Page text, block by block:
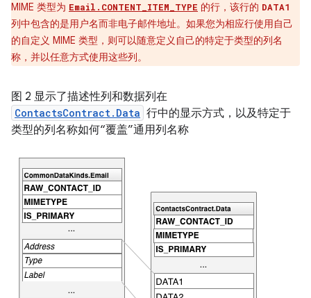
MIME 类型为 Email.CONTENT_ITEM_TYPE 的行，该行的 DATA1
列中包含的是用户名而非电子邮件地址。如果您为相应行使用自己
的自定义 MIME 类型，则可以随意定义自己的特定于类型的列名
称，并以任意方式使用这些列。
图 2 显示了描述性列和数据列在
ContactsContract.Data 行中的显示方式，以及特定于
类型的列名称如何“覆盖”通用列名称